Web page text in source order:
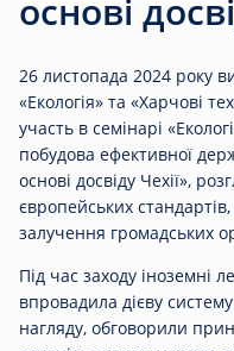
основі
26 листопада 2024 року
«Екологія» та «Харчові
участь в семінарі
побудова ефективної
основі досвіду Чехії»,
європейських
залучення громадських
Під час заходу іноземні
впровадила дієву систему
нагляду, обговорили